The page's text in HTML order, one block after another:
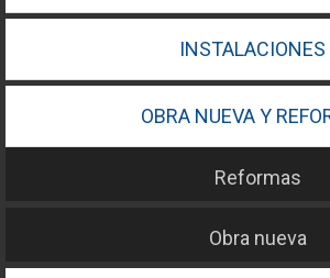
INSTALACIONES
OBRA NUEVA Y
Reformas
Obra nueva